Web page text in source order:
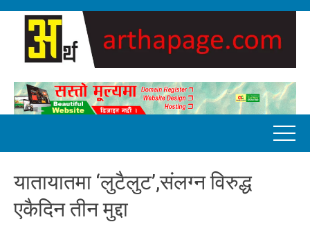
यातायातमा ‘लुटैलुट’,संलग्न विरुद्ध
एकैदिन तीन मुद्दा